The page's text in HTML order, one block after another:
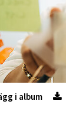
i album